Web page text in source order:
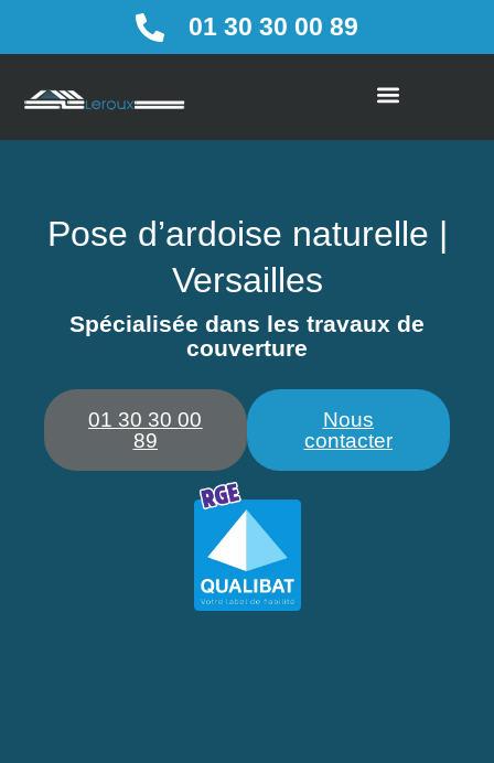
01 30 30 00 89
Pose d’ardoise naturelle |
Versailles
Spécialisée dans les travaux de
couverture
01 30 30 00
89
Nous
contacter